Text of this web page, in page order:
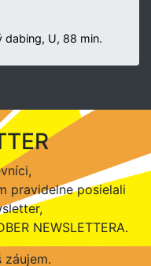
dabing, U, 88 min.
pravidelne posielali
NEWSLETTERA.
záujem.